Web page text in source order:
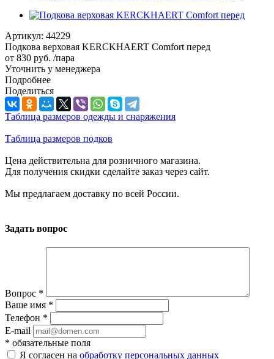
Артикул: 44229
Подкова верховая KERCKHAERT Comfort перед
от 830 руб. /пара
Уточнить у менеджера
Подробнее
Поделиться
Таблица размеров одежды и снаряжения
Таблица размеров подков
Цена действительна для розничного магазина.
Для получения скидки сделайте заказ через сайт.
Мы предлагаем доставку по всей России.
Задать вопрос
Вопрос *
Ваше имя *
Телефон *
E-mail
* обязательные поля
Я согласен на обработку персональных данных